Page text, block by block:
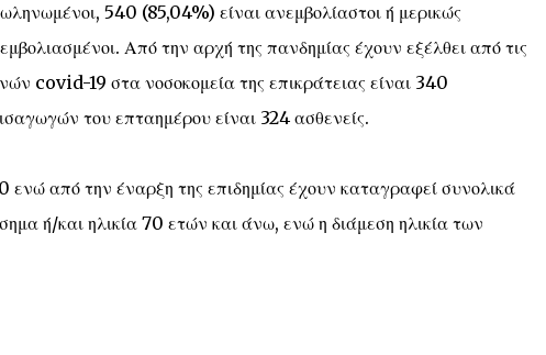
540 (85,04%) είναι ανεμβολίαστοι ή μερικώς
Από την αρχή της πανδημίας έχουν εξέλθει από τις
covid-19 στα νοσοκομεία της επικράτειας είναι 340
του επταημέρου είναι 324 ασθενείς.
από την έναρξη της επιδημίας έχουν καταγραφεί συνολικά
ή/και ηλικία 70 ετών και άνω, ενώ η διάμεση ηλικία των